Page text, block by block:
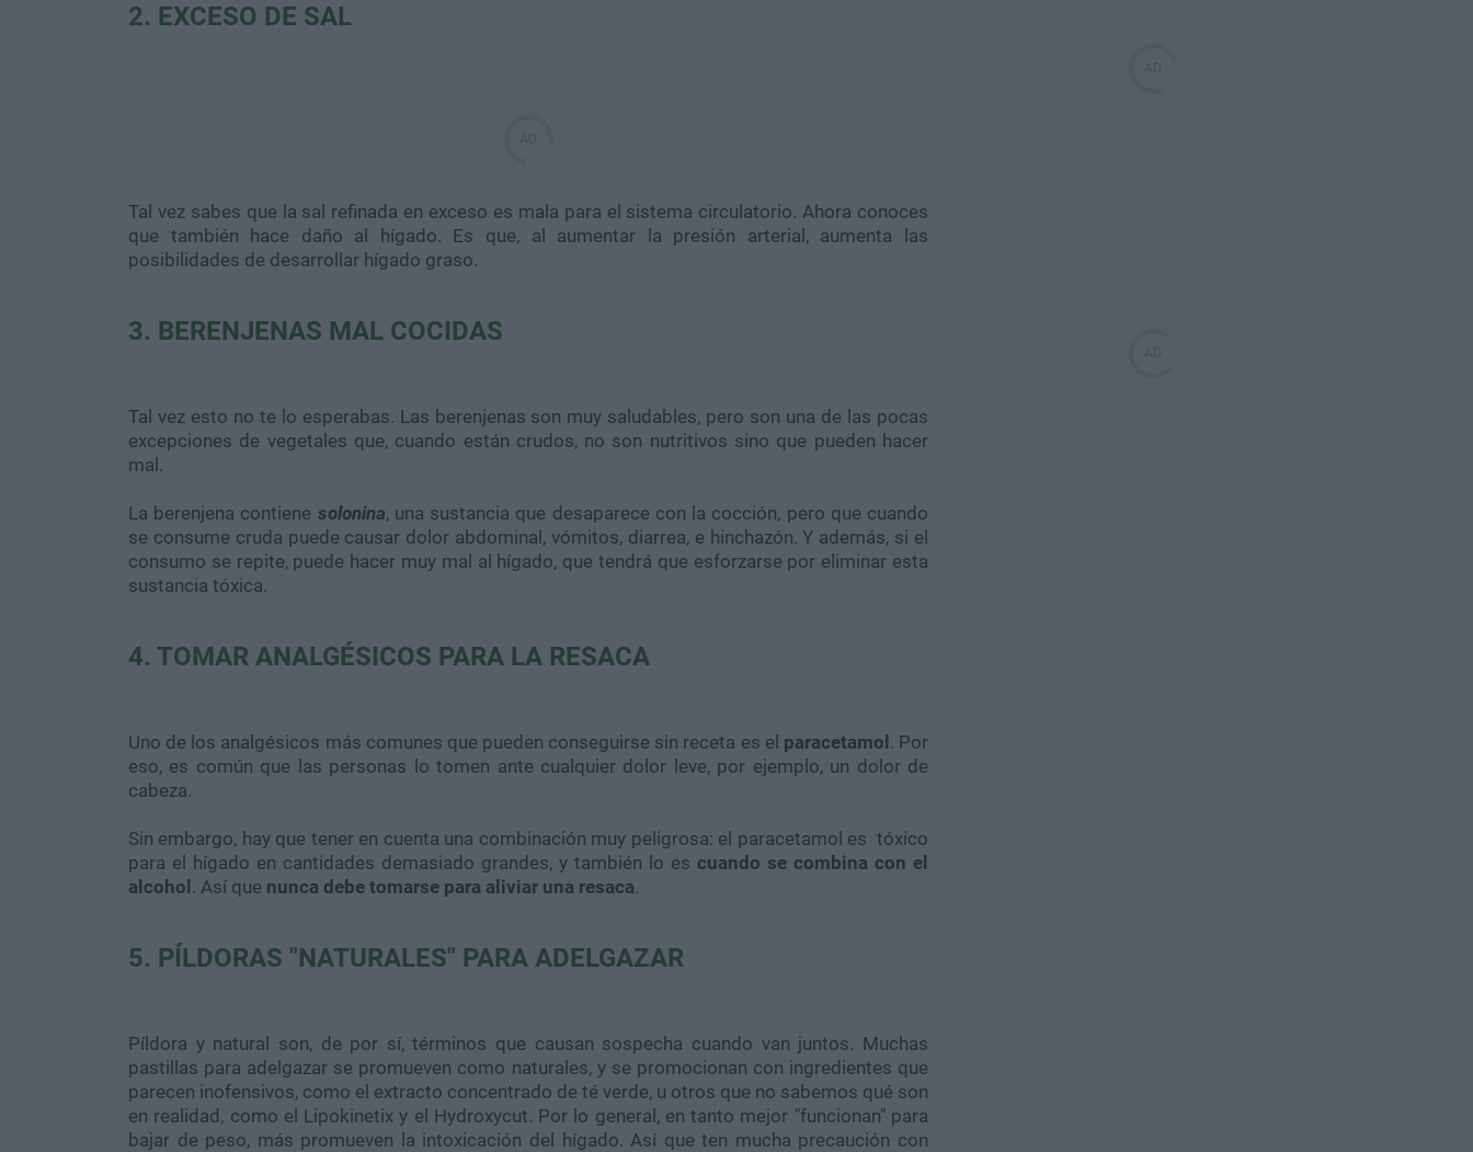
2. EXCESO DE SAL
Tal vez sabes que la sal refinada en exceso es mala para el sistema circulatorio. Ahora conoces
que también hace daño al hígado. Es que, al aumentar la presión arterial, aumenta las
posibilidades de desarrollar hígado graso.
3. BERENJENAS MAL COCIDAS
Tal vez esto no te lo esperabas. Las berenjenas son muy saludables, pero son una de las pocas
excepciones de vegetales que, cuando están crudos, no son nutritivos sino que pueden hacer
mal.
La berenjena contiene solonina, una sustancia que desaparece con la cocción, pero que cuando
se consume cruda puede causar dolor abdominal, vómitos, diarrea, e hinchazón. Y además, si el
consumo se repite, puede hacer muy mal al hígado, que tendrá que esforzarse por eliminar esta
sustancia tóxica.
4. TOMAR ANALGÉSICOS PARA LA RESACA
Uno de los analgésicos más comunes que pueden conseguirse sin receta es el paracetamol . Por
eso, es común que las personas lo tomen ante cualquier dolor leve, por ejemplo, un dolor de
cabeza.
Sin embargo, hay que tener en cuenta una combinación muy peligrosa: el paracetamol es tóxico
para el hígado en cantidades demasiado grandes, y también lo es cuando se combina con el
alcohol . Así que nunca debe tomarse para aliviar una resaca.
5. PÍLDORAS "NATURALES" PARA ADELGAZAR
Píldora y natural son, de por sí, términos que causan sospecha cuando van juntos. Muchas
pastillas para adelgazar se promueven como naturales, y se promocionan con ingredientes que
parecen inofensivos, como el extracto concentrado de té verde, u otros que no sabemos qué son
en realidad, como el Lipokinetix y el Hydroxycut. Por lo general, en tanto mejor "funcionan" para
bajar de peso, más promueven la intoxicación del hígado. Así que ten mucha precaución con